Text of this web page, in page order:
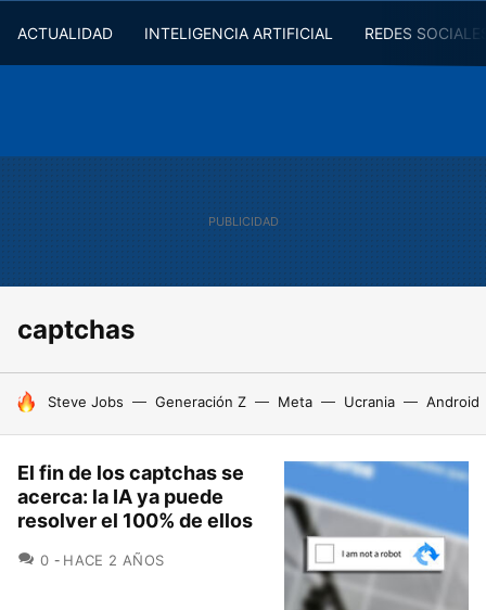
ACTUALIDAD INTELIGENCIA ARTIFICIAL REDES
captchas
HOY SE HABLA DE
Steve Jobs Generación Z Meta Ucrania Android
El fin de los captchas se
acerca: la IA ya puede
resolver el 100% de ellos
0 COMENTARIOS
HACE 2 AÑOS